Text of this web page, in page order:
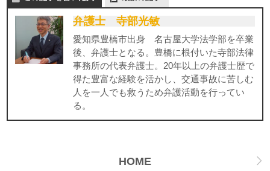
弁護士 寺部光敏
愛知県豊橋市出身 名古屋大学法学部を卒業
後、弁護士となる。豊橋に根付いた寺部法律
事務所の代表弁護士。20年以上の弁護士歴で
得た豊富な経験を活かし、交通事故に苦しむ
人を一人でも救うため弁護活動を行ってい
る。
HOME